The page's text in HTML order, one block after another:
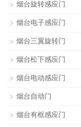
烟台旋转感应门
烟台电子感应门
烟台三翼旋转门
烟台松下感应门
烟台电动感应门
烟台自动门
烟台有框感应门